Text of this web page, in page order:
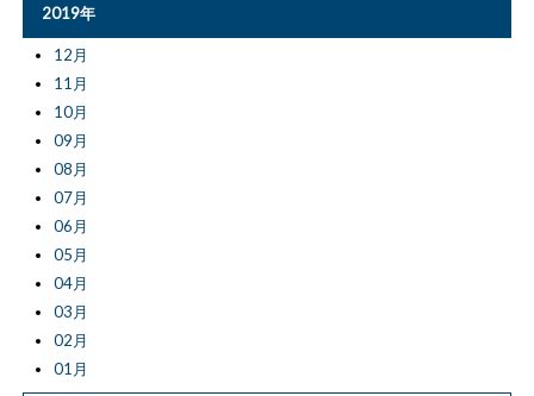
2019年
12月
11月
10月
09月
08月
07月
06月
05月
04月
03月
02月
01月